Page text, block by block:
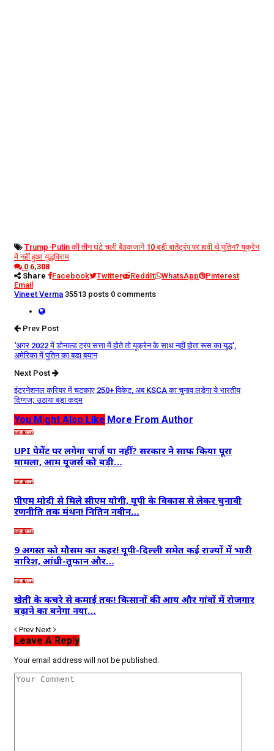
Trump-Putin की तीन घंटे चली बैठकजानें 10 बड़ी बातेंट्रंप पर हावी थे पुतिन? यूक्रेन
में नहीं हुआ युद्धविराम
0 6,308
Share
Facebook Twitter ReddIt WhatsApp
Pinterest
Email
Vineet Verma 35513 posts 0 comments
Prev Post
‘अगर 2022 में डोनाल्ड ट्रंप सत्ता में होते तो यूक्रेन के साथ नहीं होता रूस का युद्ध’,
अमेरिका में पुतिन का बड़ा बयान
Next Post
इंटरनेशनल करियर में चटकाए 250+ विकेट, अब KSCA का चुनाव लड़ेगा ये भारतीय
दिग्गज; उठाया बड़ा कदम
You Might Also Like More From Author
ताज़ा खबरें
UPI पेमेंट पर लगेगा चार्ज या नहीं? सरकार ने साफ किया पूरा
मामला, आम यूजर्स को बड़ी…
ताज़ा खबरें
पीएम मोदी से मिले सीएम योगी, यूपी के विकास से लेकर चुनावी
रणनीति तक मंथन! नितिन नवीन…
ताज़ा खबरें
9 अगस्त को मौसम का कहर! यूपी-दिल्ली समेत कई राज्यों में भारी
बारिश, आंधी-तूफान और…
ताज़ा खबरें
खेती के कचरे से कमाई तक! किसानों की आय और गांवों में रोजगार
बढ़ाने का बनेगा नया…
Prev Next
Leave A Reply
Your email address will not be published.